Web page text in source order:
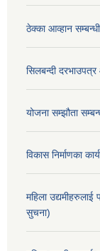
ठेक्का आव्हान
सिलबन्दी
योजना सम्झौता
विकास निर्माणका
महिला
सुचना)